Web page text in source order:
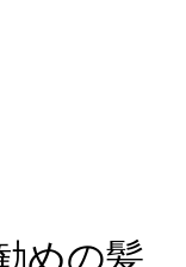
めの髪